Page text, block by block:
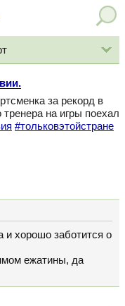
за рекорд в
на игры поехал
#тольковэтойстране
и хорошо заботится о
ежатины, да